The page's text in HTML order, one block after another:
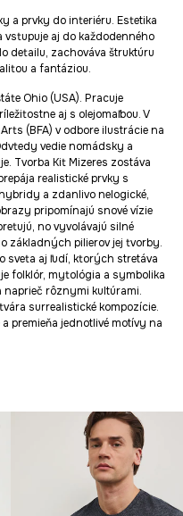
a prvky do interiéru. Estetika
vstupuje aj do každodenného
detailu, zachováva štruktúru
a fantáziou.
Ohio (USA). Pracuje
aj s olejomaľbou. V
(BFA) v odbore ilustrácie na
vedie nomádsky a
Tvorba Kit Mizeres zostáva
realistické prvky s
a zdanlivo nelogické,
pripomínajú snové vízie
no vyvolávajú silné
základných pilierov jej tvorby.
sveta aj ľudí, ktorých stretáva
folklór, mytológia a symbolika
naprieč rôznymi kultúrami.
surrealistické kompozície.
premieňa jednotlivé motívy na